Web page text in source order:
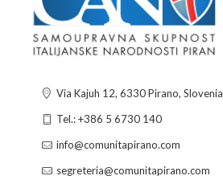
Via Kajuh 12, 6330 Pirano, Slovenia
Tel.: +386 5 6730 140
info@comunitapirano.com
segreteria@comunitapirano.com